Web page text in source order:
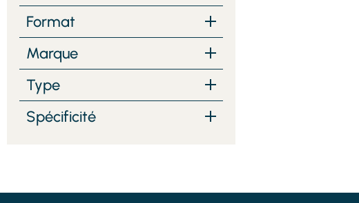
Format
Marque
Type
Spécificité